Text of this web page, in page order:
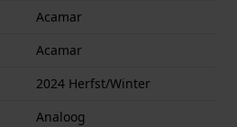
Acamar
Acamar
2024 Herfst/Winter
Analoog